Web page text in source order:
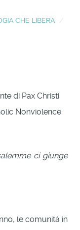
CHE LIBERA
di Pax Christi
Nonviolence
ci giunge
le comunità in